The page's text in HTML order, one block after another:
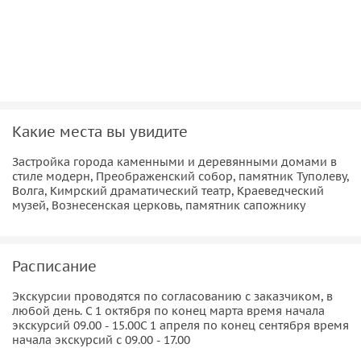
Какие места вы увидите
Застройка города каменными и деревянными домами в
стиле модерн, Преображенский собор, памятник Туполеву,
Волга, Кимрский драматический театр, Краеведческий
музей, Вознесенская церковь, памятник сапожнику
Расписание
Экскурсии проводятся по согласованию с заказчиком, в
любой день. С 1 октября по конец марта время начала
экскурсий 09.00 - 15.00С 1 апреля по конец сентября время
начала экскурсий с 09.00 - 17.00